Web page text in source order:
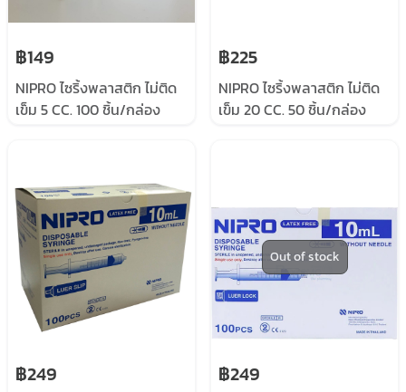
฿149
NIPRO ไซริ้งพลาสติก ไม่ติด
เข็ม 5 CC. 100 ชิ้น/กล่อง
฿225
NIPRO ไซริ้งพลาสติก ไม่ติด
เข็ม 20 CC. 50 ชิ้น/กล่อง
฿249
Out of stock
฿249